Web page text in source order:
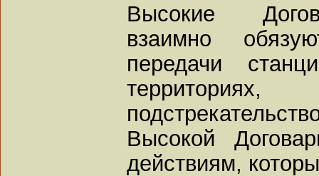
Высокие
взаимно
передачи
Высокой
действиям,